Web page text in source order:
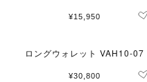
¥15,950
ロングウォレット VAH10-07
¥30,800